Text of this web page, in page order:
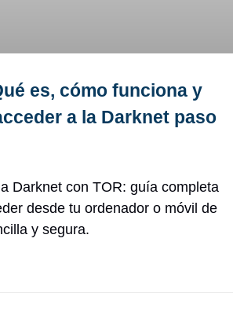
es, cómo funciona y
a la Darknet paso
Darknet con TOR: guía completa
desde tu ordenador o móvil de
y segura.